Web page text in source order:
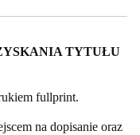
TYTUŁU
fullprint.
na dopisanie oraz